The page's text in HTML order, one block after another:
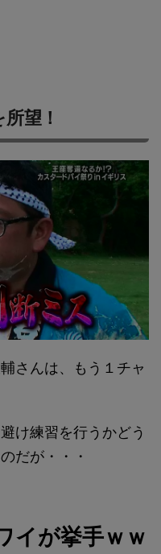
望！
さんは、もう１チャ
け練習を行うかどう
だが・・・
イが挙手ｗｗ